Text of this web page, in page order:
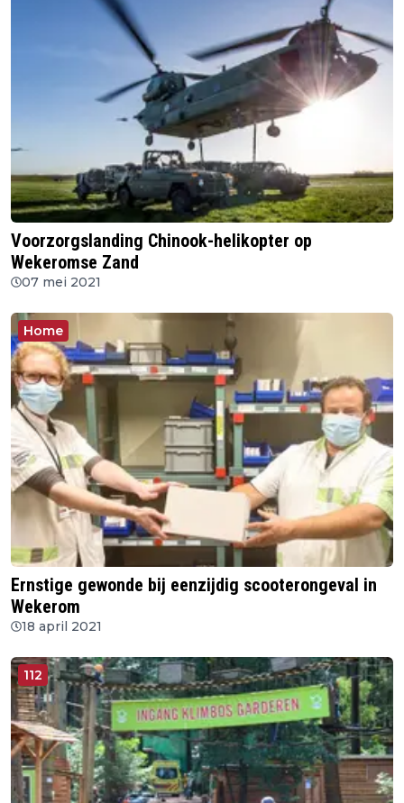
Voorzorgslanding Chinook-helikopter op
Wekeromse Zand
07 mei 2021
Home
Ernstige gewonde bij eenzijdig scooterongeval in
Wekerom
18 april 2021
112